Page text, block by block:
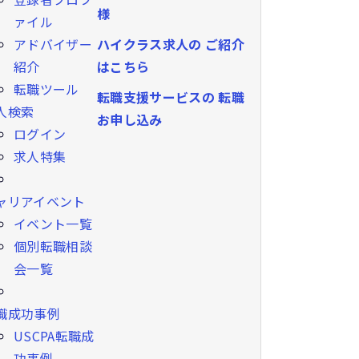
ァイル
アドバイザー
紹介
転職ツール
検索
ログイン
求人特集
リアイベント
イベント一覧
個別転職相談
会一覧
成功事例
USCPA転職成
様
ハイクラス求人の ご紹介
はこちら
転職支援サービスの 転職
お申し込み